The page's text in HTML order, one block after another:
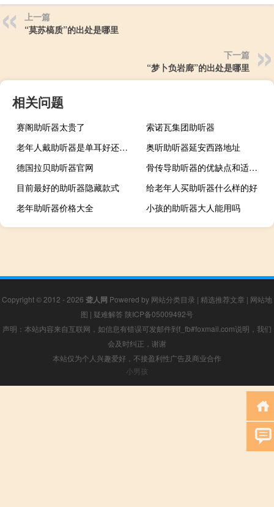
上一篇
“莫苏槁质”的出处是哪里
下一篇
“梦卜负岩廊”的出处是哪里
相关问题
赛阁助听器太贵了
索诺瓦集团助听器
老年人戴助听器是单耳好还是双耳好
奥听助听器延安西路地址
德国拉贝助听器官网
骨传导助听器的优缺点和适应人群
目前最好的助听器隐藏款式
给老年人买助听器什么样的好
老年助听器价格大全
小孩的助听器大人能用吗
Copyright © 2012 - 2026 聋人网 Powered by 网站分类目录 | 精选推荐文章 | 网站地
图 | 疑难解答 陕ICP备05009492号
声明：本站内容来自互联网，如信息有错误可发邮件到f_fb#foxmail.com说明，我们
会及时纠正，谢谢
本站仅为个人兴趣爱好，不接盈利性广告及商业合作
小男孩